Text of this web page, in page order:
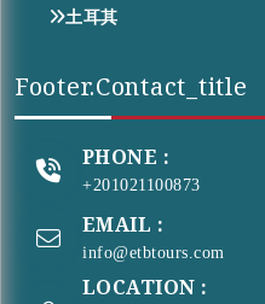
土耳其
Footer.contact_title
PHONE :
+201021100873
EMAIL :
info@etbtours.com
LOCATION :